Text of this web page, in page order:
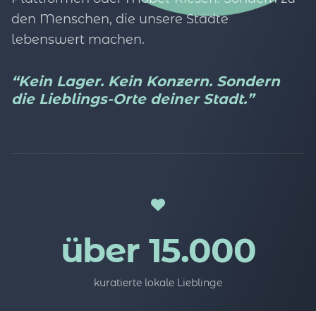
den Menschen, die unsere Städte
lebenswert machen.
“Kein Lager. Kein Konzern. Sondern
die Lieblings-Orte deiner Stadt.”
über 15.000
kuratierte lokale Lieblinge